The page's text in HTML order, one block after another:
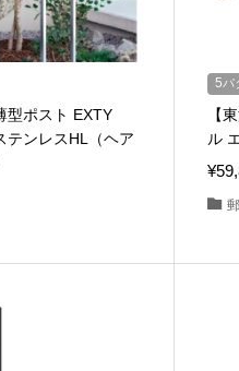
型ポスト EXTY
テンレスHL（ヘア
5パ
【
ル